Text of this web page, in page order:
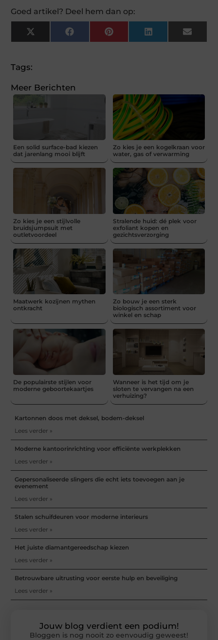
Goed artikel? Deel hem dan op:
X
(Twitter)
FacebookPinterestLinkedInEmail
Tags:
Meer Berichten
Een solid surface-bad kiezen
dat jarenlang mooi blijft
Zo kies je een kogelkraan voor
water, gas of verwarming
Zo kies je een stijlvolle
bruidsjumpsuit met
outletvoordeel
Stralende huid: dé plek voor
exfoliant kopen en
gezichtsverzorging
Maatwerk kozijnen mythen
ontkracht
Zo bouw je een sterk
biologisch assortiment voor
winkel en schap
De populairste stijlen voor
moderne geboortekaartjes
Wanneer is het tijd om je
sloten te vervangen na een
verhuizing?
Kartonnen doos met deksel, bodem-deksel
Lees verder »
Moderne kantoorinrichting voor efficiënte werkplekken
Lees verder »
Gepersonaliseerde slingers die echt iets toevoegen aan je
evenement
Lees verder »
Stalen schuifdeuren voor moderne interieurs
Lees verder »
Het juiste diamantgereedschap kiezen
Lees verder »
Betrouwbare uitrusting voor eerste hulp en beveiliging
Lees verder »
Jouw blog verdient een podium!
Bloggen is nog nooit zo eenvoudig geweest!